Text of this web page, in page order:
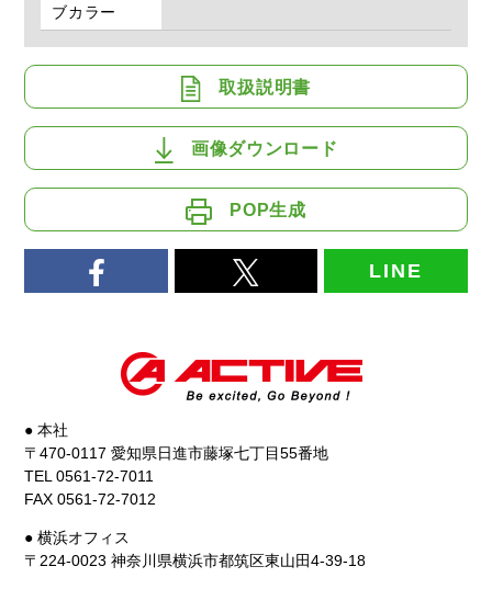
ブカラー
取扱説明書
画像ダウンロード
POP生成
LINE
● 本社
〒470-0117 愛知県日進市藤塚七丁目55番地
TEL 0561-72-7011
FAX 0561-72-7012
● 横浜オフィス
〒224-0023 神奈川県横浜市都筑区東山田4-39-18